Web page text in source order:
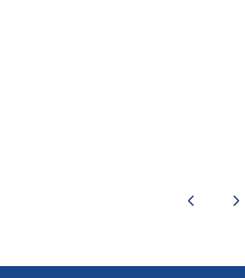
Pagina precedente
Pagina